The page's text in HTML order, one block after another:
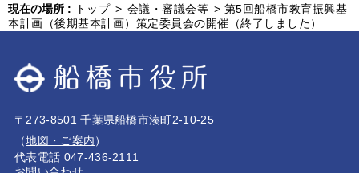
現在の場所 : トップ > 会議・審議会等 > 第5回船橋市教育振興基
本計画（後期基本計画）策定委員会の開催（終了しました）
〒273-8501 千葉県船橋市湊町2-10-25
（地図・ご案内）
代表電話 047-436-2111